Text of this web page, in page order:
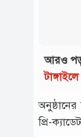
আরও
অনুষ্ঠানের
প্রি-